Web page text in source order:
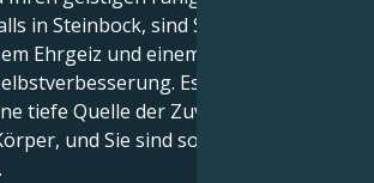
in Steinbock, sind Sie ein Mensch
Ehrgeiz und einem unstillbaren
Es fließt
tiefe Quelle der Zuversicht durch
und Sie sind so fest in Ihrer